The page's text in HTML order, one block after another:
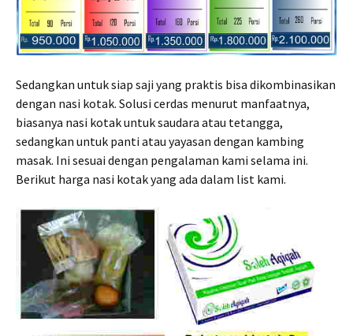
Sedangkan untuk siap saji yang praktis bisa dikombinasikan
dengan nasi kotak. Solusi cerdas menurut manfaatnya,
biasanya nasi kotak untuk saudara atau tetangga,
sedangkan untuk panti atau yayasan dengan kambing
masak. Ini sesuai dengan pengalaman kami selama ini.
Berikut harga nasi kotak yang ada dalam list kami.